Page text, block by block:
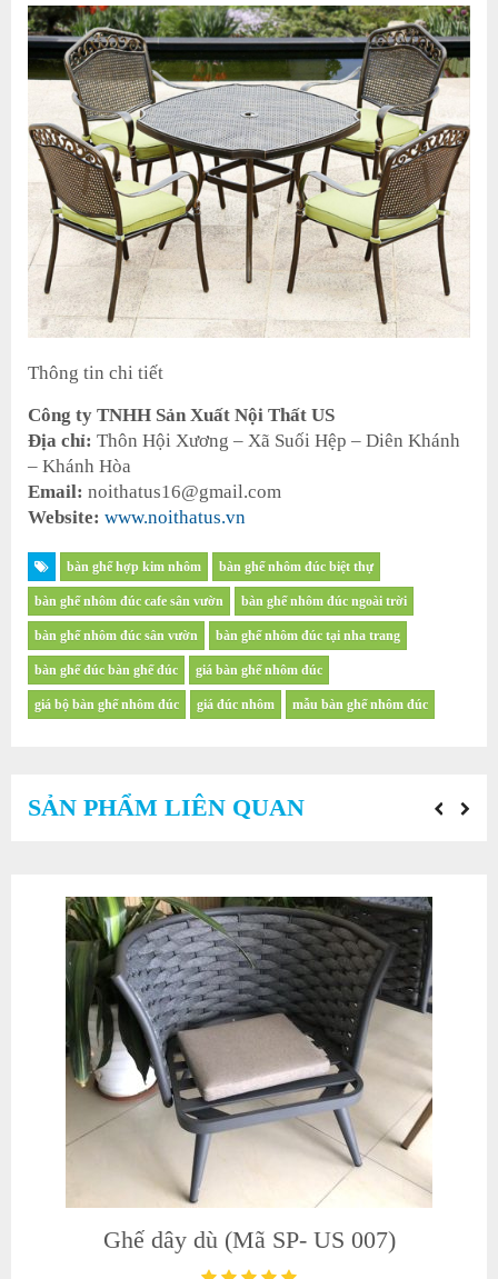
Thông tin chi tiết
Công ty TNHH Sản Xuất Nội Thất US
Địa chỉ: Thôn Hội Xương – Xã Suối Hệp – Diên Khánh
– Khánh Hòa
Email: noithatus16@gmail.com
Website: www.noithatus.vn
bàn ghế hợp kim nhôm bàn ghế nhôm đúc biệt thự
bàn ghế nhôm đúc cafe sân vườn bàn ghế nhôm đúc ngoài trời
bàn ghế nhôm đúc sân vườn bàn ghế nhôm đúc tại nha trang
bàn ghế đúc bàn ghế đúc giá bàn ghế nhôm đúc
giá bộ bàn ghế nhôm đúc giá đúc nhôm mẫu bàn ghế nhôm đúc
SẢN PHẨM LIÊN QUAN
Ghế dây dù (Mã SP- US 009)